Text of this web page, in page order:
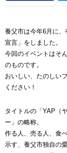
養父市は今年6月に
宣言」をしました。
今回のイベントはそ
のものです。
おいしい、たのしい
ください！
タイトルの「YAP（
ー」の略称。
作る人、売る人、食
示す、養父市独自の愛